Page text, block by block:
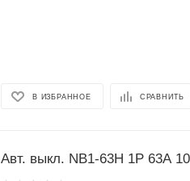
В ИЗБРАННОЕ СРАВНИТЬ